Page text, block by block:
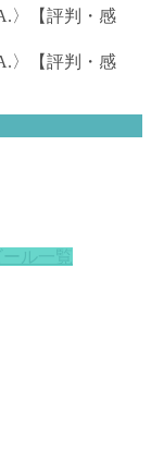
ル一覧